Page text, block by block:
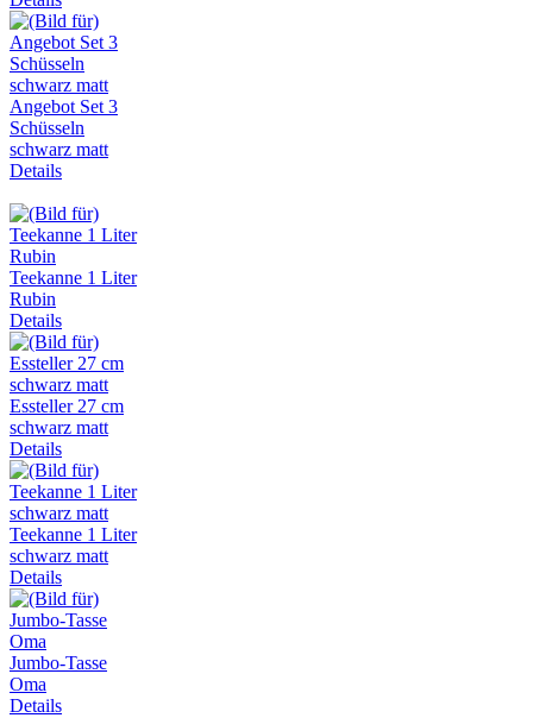
Angebot Set 3
Schüsseln
schwarz matt
Details
Teekanne 1 Liter
Rubin
Details
Essteller 27 cm
schwarz matt
Details
Teekanne 1 Liter
schwarz matt
Details
Jumbo-Tasse
Oma
Details